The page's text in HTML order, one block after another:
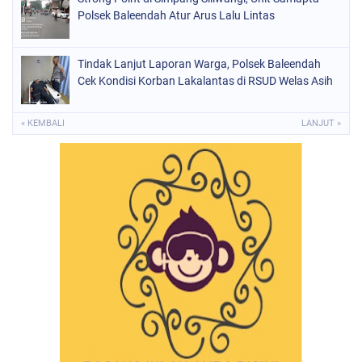
Polsek Baleendah Atur Arus Lalu Lintas
Tindak Lanjut Laporan Warga, Polsek Baleendah
Cek Kondisi Korban Lakalantas di RSUD Welas Asih
« KEMBALI LANJUT »